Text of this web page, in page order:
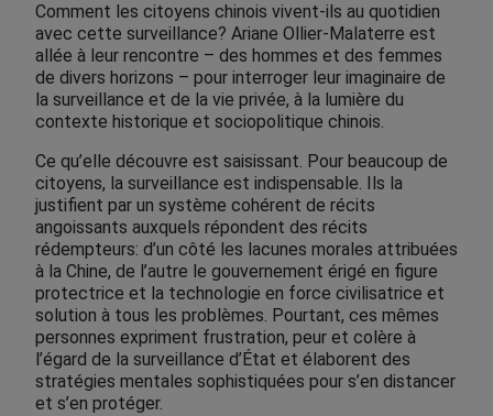
Comment les citoyens chinois vivent-ils au quotidien
avec cette surveillance? Ariane Ollier-Malaterre est
allée à leur rencontre – des hommes et des femmes
de divers horizons – pour interroger leur imaginaire de
la surveillance et de la vie privée, à la lumière du
contexte historique et sociopolitique chinois.
Ce qu’elle découvre est saisissant. Pour beaucoup de
citoyens, la surveillance est indispensable. Ils la
justifient par un système cohérent de récits
angoissants auxquels répondent des récits
rédempteurs: d’un côté les lacunes morales attribuées
à la Chine, de l’autre le gouvernement érigé en figure
protectrice et la technologie en force civilisatrice et
solution à tous les problèmes. Pourtant, ces mêmes
personnes expriment frustration, peur et colère à
l’égard de la surveillance d’État et élaborent des
stratégies mentales sophistiquées pour s’en distancer
et s’en protéger.